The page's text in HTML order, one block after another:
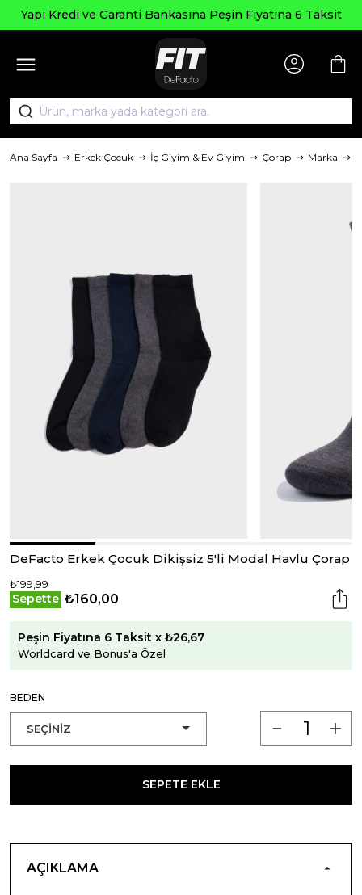
Yapı Kredi ve Garanti Bankasına Peşin Fiyatına 6 Taksit
Ana Sayfa Erkek Çocuk İç Giyim & Ev Giyim Çorap Marka
DeFacto Erkek Çocuk Dikişsiz 5'li Modal Havlu Çorap
₺199,99
Sepette ₺160,00
Peşin Fiyatına 6 Taksit x ₺26,67
Worldcard ve Bonus'a Özel
BEDEN
SEPETE EKLE
AÇIKLAMA